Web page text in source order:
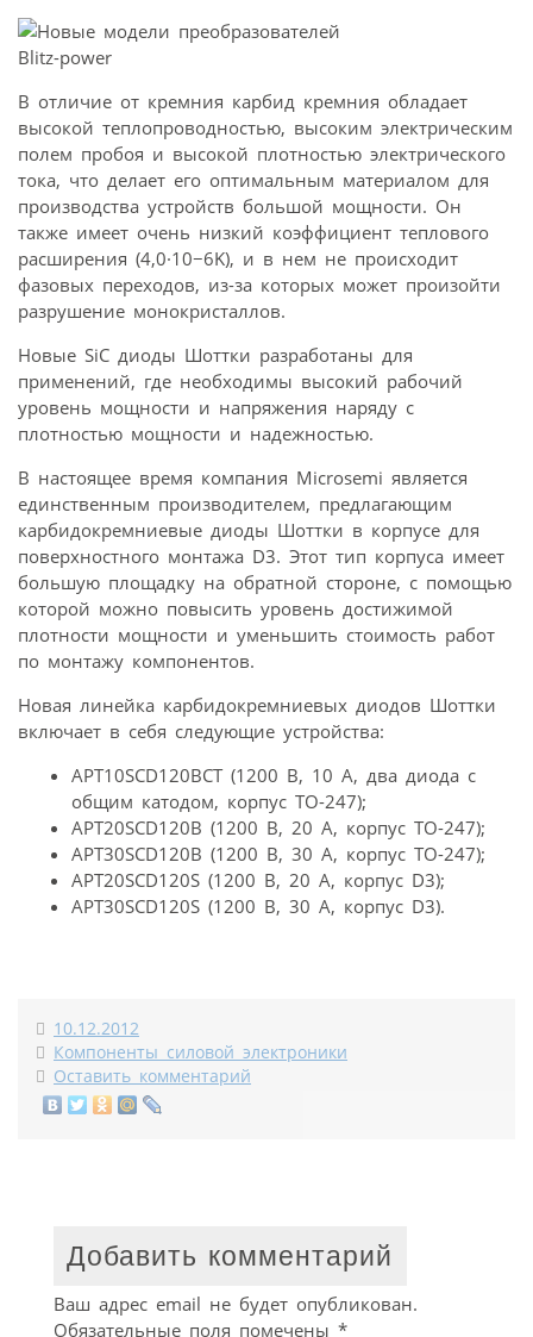
В отличие от кремния карбид кремния обладает
высокой теплопроводностью, высоким электрическим
полем пробоя и высокой плотностью электрического
тока, что делает его оптимальным материалом для
производства устройств большой мощности. Он
также имеет очень низкий коэффициент теплового
расширения (4,0·10−6K), и в нем не происходит
фазовых переходов, из-за которых может произойти
разрушение монокристаллов.
Новые SiC диоды Шоттки разработаны для
применений, где необходимы высокий рабочий
уровень мощности и напряжения наряду с
плотностью мощности и надежностью.
В настоящее время компания Microsemi является
единственным производителем, предлагающим
карбидокремниевые диоды Шоттки в корпусе для
поверхностного монтажа D3. Этот тип корпуса имеет
большую площадку на обратной стороне, с помощью
которой можно повысить уровень достижимой
плотности мощности и уменьшить стоимость работ
по монтажу компонентов.
Новая линейка карбидокремниевых диодов Шоттки
включает в себя следующие устройства:
APT10SCD120BCT (1200 В, 10 А, два диода с
общим катодом, корпус TO-247);
APT20SCD120B (1200 В, 20 А, корпус TO-247);
APT30SCD120B (1200 В, 30 А, корпус TO-247);
APT20SCD120S (1200 В, 20 А, корпус D3);
APT30SCD120S (1200 В, 30 А, корпус D3).
10.12.2012
Компоненты силовой электроники
Оставить комментарий
Добавить комментарий
Ваш адрес email не будет опубликован.
Обязательные поля помечены *